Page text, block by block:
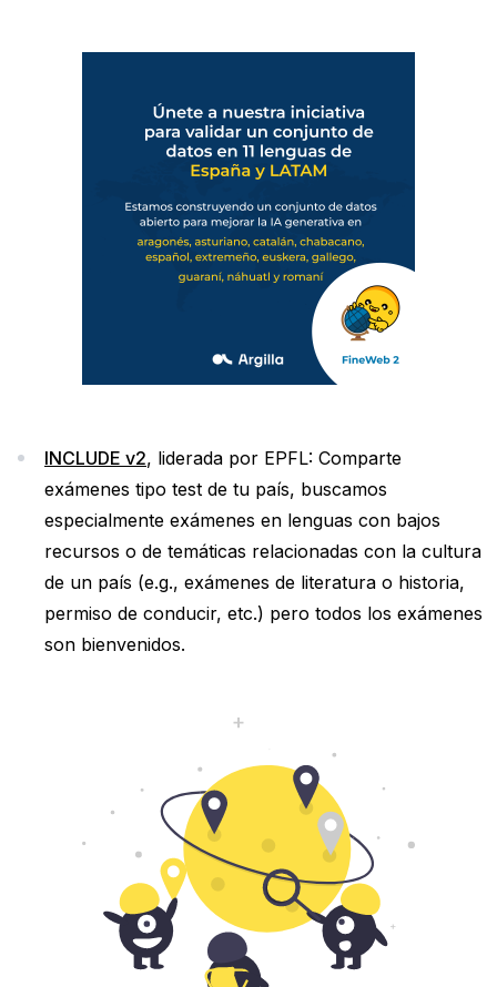
INCLUDE v2, liderada por EPFL: Comparte
exámenes tipo test de tu país, buscamos
especialmente exámenes en lenguas con bajos
recursos o de temáticas relacionadas con la cultura
de un país (e.g., exámenes de literatura o historia,
permiso de conducir, etc.) pero todos los exámenes
son bienvenidos.